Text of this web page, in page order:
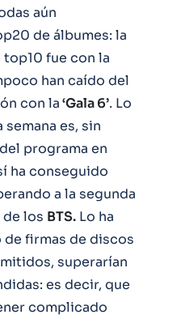
aún
de álbumes: la
fue con la
han caído del
con la‘Gala 6’. Lo
es, sin
programa en
ha conseguido
a la segunda
los BTS. Lo ha
de firmas de discos
superarían
es decir, que
complicado